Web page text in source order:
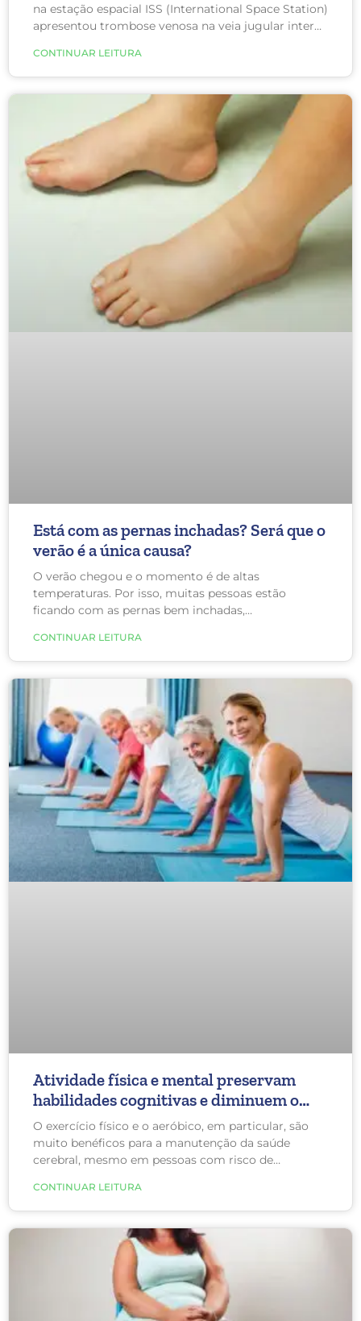
na estação espacial ISS (International Space Station)
apresentou trombose venosa na veia jugular interna
coágulo de sangue que se forma em veias
profundas do corpo, sendo a maioria na perna e no
quadril, mas podendo ocorrer em outras partes do
corpo. O grande perigo é os trombos se descolarem
da parede da veia e seguirem a corrente sanguínea,
chegando até os pulmões, situação chamada de
embolia pulmonar.
CONTINUAR LEITURA
Está com as pernas inchadas? Será que o
verão é a única causa?
O verão chegou e o momento é de altas
temperaturas. Por isso, muitas pessoas estão
ficando com as pernas bem inchadas,
sabia que o calor não é o único vilão?
CONTINUAR LEITURA
Atividade física e mental preservam
habilidades cognitivas e diminuem o
risco de demência
O exercício físico e o aeróbico, em particular, são
muito benéficos para a manutenção da saúde
cerebral, mesmo em pessoas com risco de
CONTINUAR LEITURA